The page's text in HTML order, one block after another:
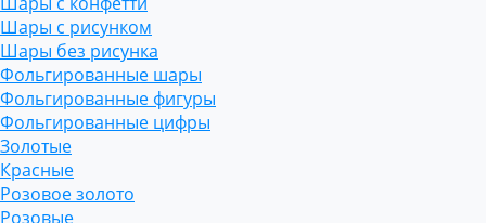
Шары с рисунком
Шары без рисунка
Фольгированные шары
Фольгированные фигуры
Фольгированные цифры
Золотые
Красные
Розовое золото
Розовые